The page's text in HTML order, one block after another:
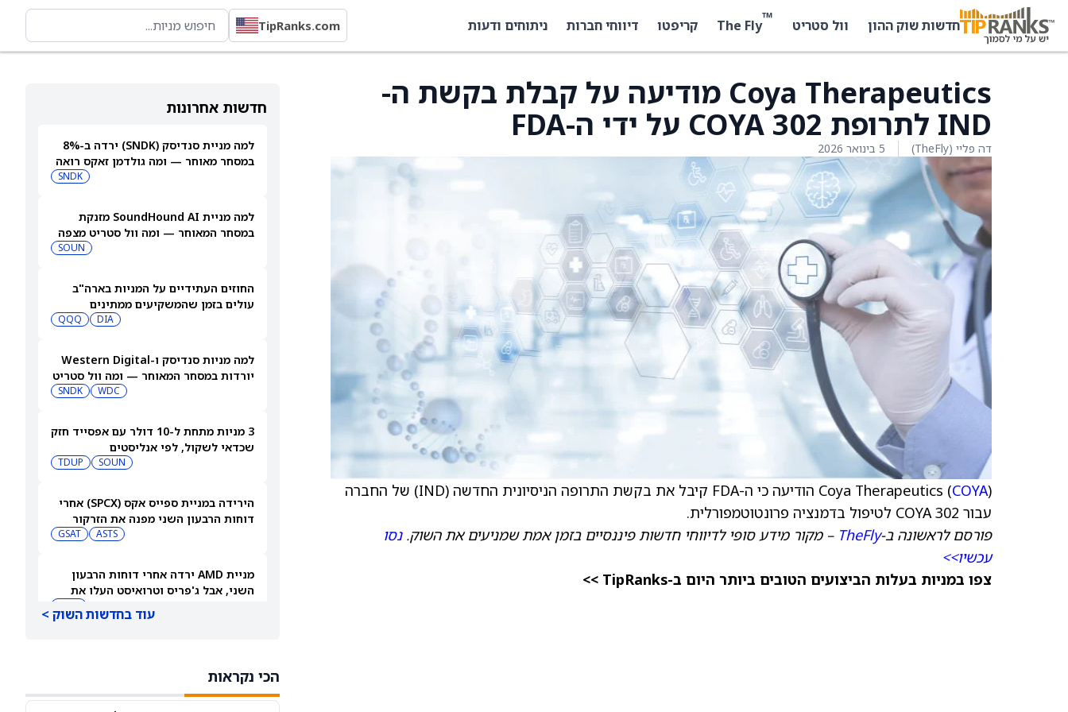
חדשות שוק ההון וול סטריט ™
The Fly קריפטו דיווחי חברות ניתוחים ודעות TipRanks.com
חדשות אחרונות
למה מניית סנדיסק (SNDK) ירדה ב-8%
במסחר מאוחר — ומה גולדמן זאקס רואה
SNDK
למה מניית SoundHound AI מזנקת
במסחר המאוחר — ומה וול סטריט מצפה
SOUN
החוזים העתידיים על המניות בארה"ב
עולים בזמן שהמשקיעים ממתינים
DIA
QQQ
למה מניות סנדיסק ו-Western Digital
יורדות במסחר המאוחר — ומה וול סטריט
WDC
SNDK
3 מניות מתחת ל-10 דולר עם אפסייד חזק
שכדאי לשקול, לפי אנליסטים
SOUN
TDUP
הירידה במניית ספייס אקס (SPCX) אחרי
דוחות הרבעון השני מפנה את הזרקור
לקרנות סל חלל עם חשיפה גבוהה
ASTS
GSAT
מניית AMD ירדה אחרי דוחות הרבעון
השני, אבל ג'פריס וטרואיסט העלו את
עוד בחדשות השוק >
הכי נקראות
Coya Therapeutics מודיעה על קבלת בקשת ה-
IND לתרופת COYA 302 על ידי ה-FDA
דה פליי (TheFly) 5 בינואר 2026
Coya Therapeutics (COYA
) הודיעה כי ה-FDA קיבל את בקשת התרופה הניסיונית החדשה (IND) של החברה
עבור COYA 302 לטיפול בדמנציה פרונטוטמפורלית.
פורסם לראשונה ב-TheFly – מקור מידע סופי לדיווחי חדשות פיננסיים בזמן אמת שמניעים את השוק.נסו
עכשיו>>
צפו במניות בעלות הביצועים הטובים ביותר היום ב-TipRanks >>